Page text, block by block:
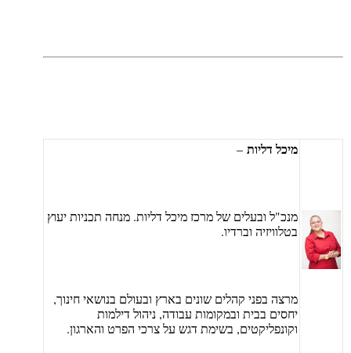
ובעלים של מרכז מיכל דליות. מנחה תכניות יעוץ
וברדיו.
בפני קהלים שונים בארץ ובעולם בנושאי חינוך,
בבית ובמקומות עבודה, ניהול דילמות
בשימת דגש על צרכי הפרט והארגון.